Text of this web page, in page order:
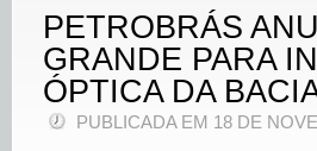
PETROBRÁS
GRANDE PARA
ÓPTICA DA
PUBLICADA EM 18 DE